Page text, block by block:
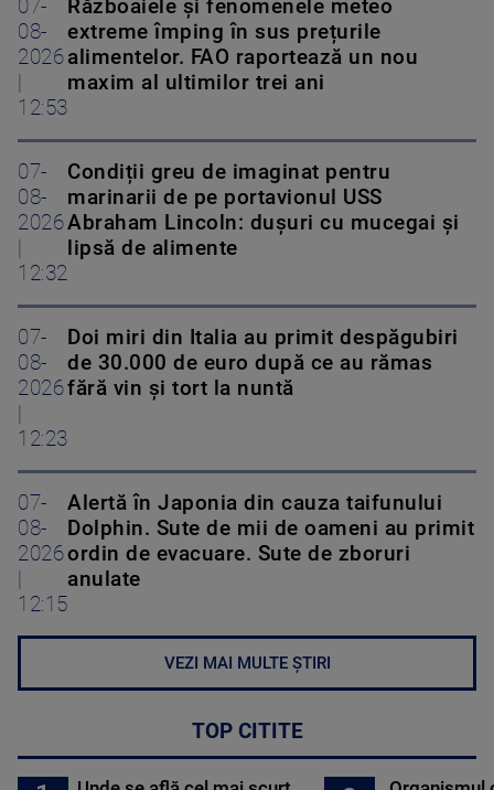
07-
08-
2026
12:53
Războaiele și fenomenele meteo
extreme împing în sus prețurile
alimentelor. FAO raportează un nou
maxim al ultimilor trei ani
07-
08-
2026
12:32
Condiții greu de imaginat pentru
marinarii de pe portavionul USS
Abraham Lincoln: dușuri cu mucegai și
lipsă de alimente
07-
08-
2026
12:23
Doi miri din Italia au primit despăgubiri
de 30.000 de euro după ce au rămas
fără vin și tort la nuntă
07-
08-
2026
12:15
Alertă în Japonia din cauza taifunului
Dolphin. Sute de mii de oameni au primit
ordin de evacuare. Sute de zboruri
anulate
VEZI MAI MULTE ȘTIRI
TOP CITITE